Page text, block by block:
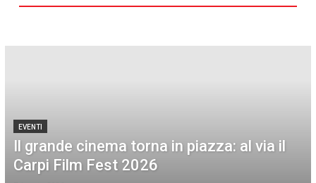
EVENTI
Il grande cinema torna in piazza: al via il
Carpi Film Fest 2026